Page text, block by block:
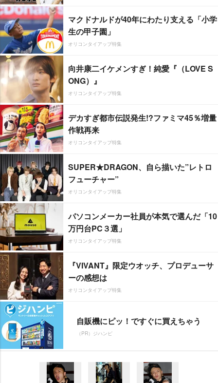
マクドナルドが40年にわたり支える「小学
生の甲子園」
オリコンタイアップ特集
向井康二イケメンすぎ！純愛『（LOVE S
ONG）』
オリコンタイアップ特集
デカすぎ都市伝説発生!?ファミマ45％増量
作戦再来
オリコンタイアップ特集
SUPER★DRAGON、自ら描いた”レトロ
フューチャー”
オリコンタイアップ特集
パソコンメーカー社員が本気で選んだ「10
万円台PC３選」
オリコンタイアップ特集
『VIVANT』限定ウオッチ、プロデューサ
ーの感想は
オリコンタイアップ特集
自販機にピッ！ですぐに買えちゃう
（PR）ジハンピ